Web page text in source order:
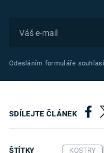
Odesláním formuláře
SDÍLEJTE ČLÁNEK
ŠTÍTKY KOSTRY